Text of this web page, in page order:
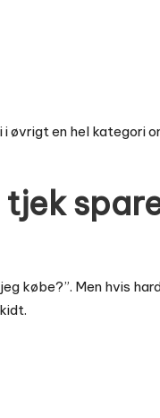
i øvrigt en hel kategori
købe?”. Men hvis